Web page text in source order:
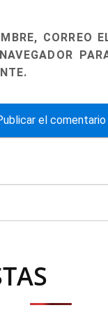
CORREO